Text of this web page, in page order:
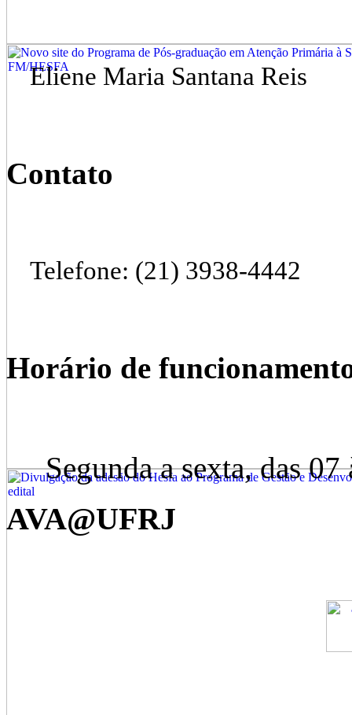
Eliene Maria Santana Reis
Contato
Telefone: (21) 3938-4442
Horário de
Segunda a sexta, das 07
AVA@UFRJ